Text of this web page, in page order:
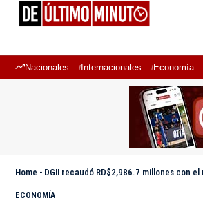
Nacionales Internacionales Economía
Home - DGII recaudó RD$2,986.7 millones con
ECONOMÍA